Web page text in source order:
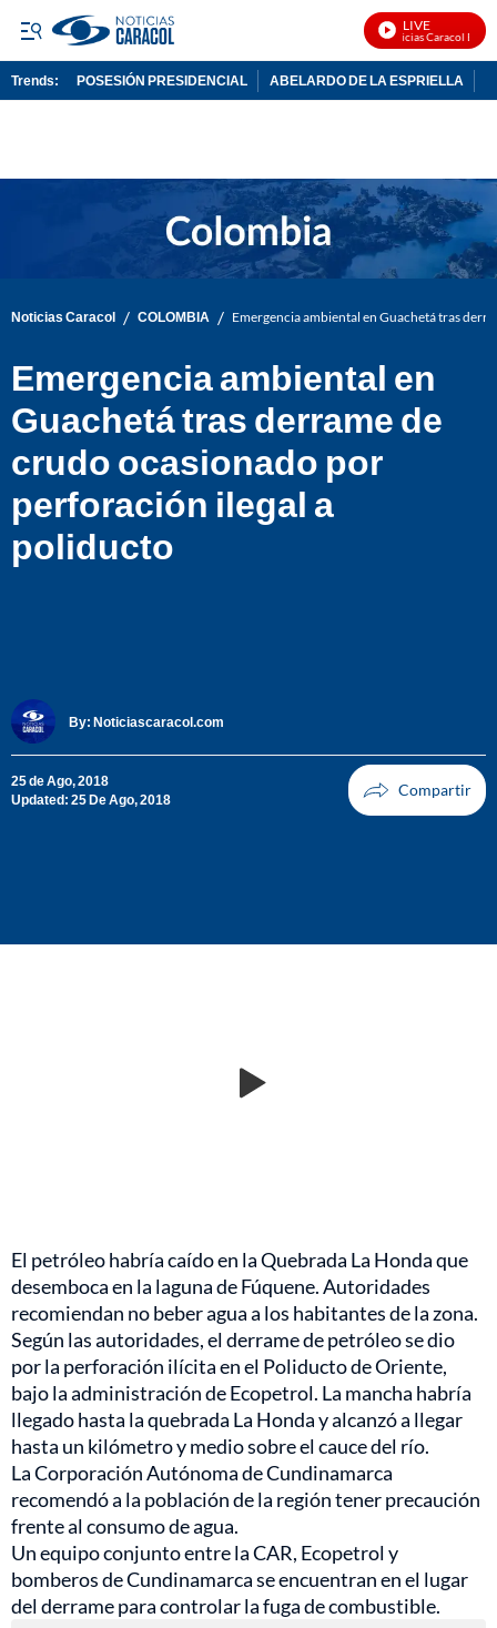
LIVE
Noticias Caracol En
Trends: POSESIÓN PRESIDENCIAL ABELARDO DE LA ESPRIELLA
Noticias Caracol / COLOMBIA / Emergencia ambiental en Guachetá tras
Emergencia ambiental en
Guachetá tras derrame de
crudo ocasionado por
perforación ilegal a
poliducto
By: Noticiascaracol.com
25 de Ago, 2018
Updated: 25 De Ago, 2018
El petróleo habría caído en la Quebrada La Honda que
desemboca en la laguna de Fúquene. Autoridades
recomiendan no beber agua a los habitantes de la zona.
Según las autoridades, el derrame de petróleo se dio
por la perforación ilícita en el Poliducto de Oriente,
bajo la administración de Ecopetrol. La mancha habría
llegado hasta la quebrada La Honda y alcanzó a llegar
hasta un kilómetro y medio sobre el cauce del río.
La Corporación Autónoma de Cundinamarca
recomendó a la población de la región tener precaución
frente al consumo de agua.
Un equipo conjunto entre la CAR, Ecopetrol y
bomberos de Cundinamarca se encuentran en el lugar
del derrame para controlar la fuga de combustible.